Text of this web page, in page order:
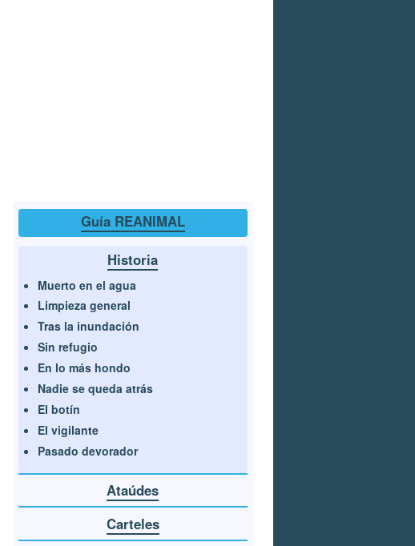
Guía REANIMAL
Historia
Muerto en el agua
Limpieza general
Tras la inundación
Sin refugio
En lo más hondo
Nadie se queda atrás
El botín
El vigilante
Pasado devorador
Ataúdes
Carteles